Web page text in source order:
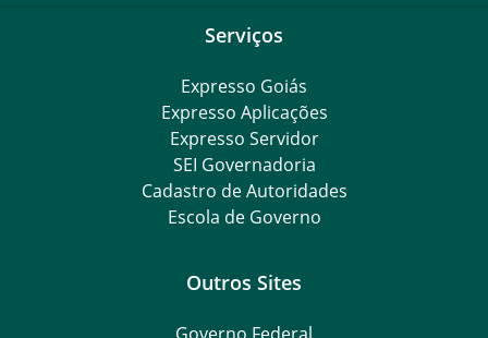
Serviços
Expresso Goiás
Expresso Aplicações
Expresso Servidor
SEI Governadoria
Cadastro de Autoridades
Escola de Governo
Outros Sites